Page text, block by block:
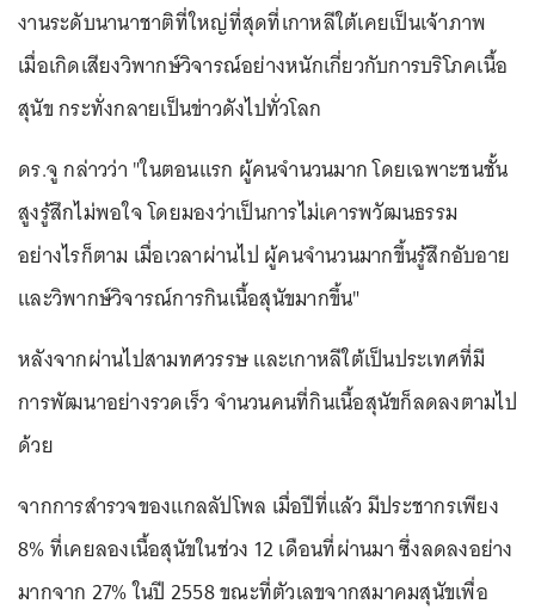
งานระดับนานาชาติที่ใหญ่ที่สุดที่เกาหลีใต้เคยเป็นเจ้าภาพ
เมื่อเกิดเสียงวิพากษ์วิจารณ์อย่างหนักเกี่ยวกับการบริโภคเนื้อ
สุนัข กระทั่งกลายเป็นข่าวดังไปทั่วโลก
ดร.จู กล่าวว่า "ในตอนแรก ผู้คนจำนวนมาก โดยเฉพาะชนชั้น
สูงรู้สึกไม่พอใจ โดยมองว่าเป็นการไม่เคารพวัฒนธรรม
อย่างไรก็ตาม เมื่อเวลาผ่านไป ผู้คนจำนวนมากขึ้นรู้สึกอับอาย
และวิพากษ์วิจารณ์การกินเนื้อสุนัขมากขึ้น"
หลังจากผ่านไปสามทศวรรษ และเกาหลีใต้เป็นประเทศที่มี
การพัฒนาอย่างรวดเร็ว จำนวนคนที่กินเนื้อสุนัขก็ลดลงตามไป
ด้วย
จากการสำรวจของแกลลัปโพล เมื่อปีที่แล้ว มีประชากรเพียง
8% ที่เคยลองเนื้อสุนัขในช่วง 12 เดือนที่ผ่านมา ซึ่งลดลงอย่าง
มากจาก 27% ในปี 2558 ขณะที่ตัวเลขจากสมาคมสุนัขเพื่อ